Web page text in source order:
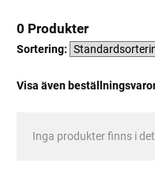
0 Produkter
Sortering:
Visa även
Inga produkter finns i